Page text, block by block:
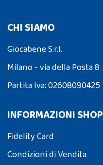
CHI SIAMO
Giocabene S.r.l.
Milano - via della Posta 8
Partita Iva: 02608090425
INFORMAZIONI SHOP
Fidelity Card
Condizioni di Vendita